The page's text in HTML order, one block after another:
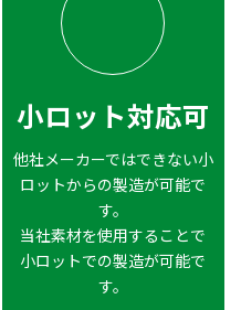
小ロット対応可
他社メーカーではできない小
ロットからの製造が可能で
す。
当社素材を使用することで
小ロットでの製造が可能で
す。